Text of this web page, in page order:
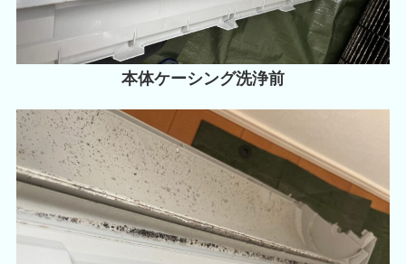
本体ケーシング洗浄前